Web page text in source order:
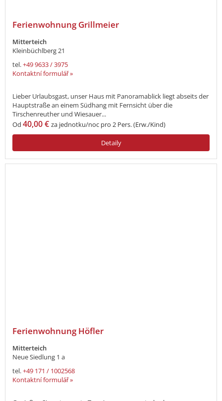
Ferienwohnung Grillmeier
Mitterteich
Kleinbüchlberg 21
tel.+49 9633 / 3975
Kontaktní formulář »
Lieber Urlaubsgast, unser Haus mit Panoramablick liegt abseits der
Hauptstraße an einem Südhang mit Fernsicht über die
Tirschenreuther und Wiesauer...
Od 40,00 € za jednotku/noc pro 2 Pers. (Erw./Kind)
Detaily
Ferienwohnung Höfler
Mitterteich
Neue Siedlung 1 a
tel.+49 171 / 1002568
Kontaktní formulář »